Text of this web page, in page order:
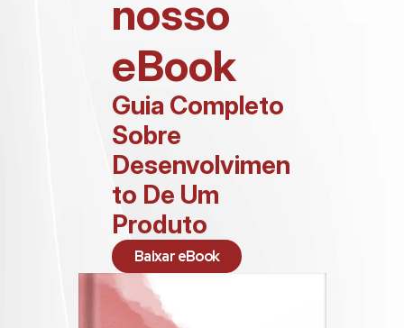
nosso
eBook
Guia Completo
Sobre
Desenvolvimen
to De Um
Produto
Baixar eBook